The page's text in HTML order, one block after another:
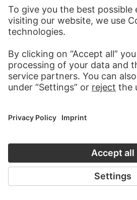
CARL THEODOR REIFFENSTEIN
Man leaning on a stick in the shade of trees